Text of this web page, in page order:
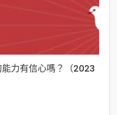
力有信心嗎？（2023